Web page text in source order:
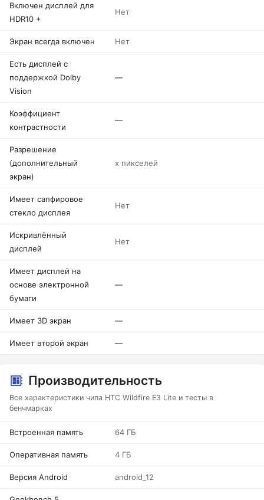
Включен дисплей для
HDR10 +
Нет
Экран всегда включен Нет
Есть дисплей с
поддержкой Dolby
Vision
—
Коэффициент
контрастности
—
Разрешение
(дополнительный
экран)
x пикселей
Имеет сапфировое
стекло дисплея
Нет
Искривлённый
дисплей
Нет
Имеет дисплей на
основе электронной
бумаги
—
Имеет 3D экран —
Имеет второй экран —
Производительность
Все характеристики чипа HTC Wildfire E3 Lite и тесты в
бенчмарках
Встроенная память 64 ГБ
Оперативная память 4 ГБ
Версия Android android_12